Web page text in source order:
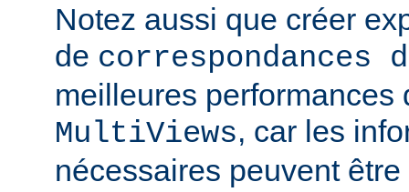
Notez aussi que créer
de correspondances
meilleures performances
MultiViews, car les
nécessaires peuvent